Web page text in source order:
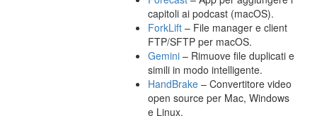
capitoli ai podcast (macOS).
ForkLift – File manager e client
FTP/SFTP per macOS.
Gemini – Rimuove file duplicati e
simili in modo intelligente.
HandBrake – Convertitore video
open source per Mac, Windows
e Linux.